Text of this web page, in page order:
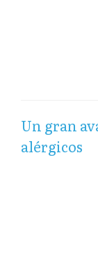
Un gran
alérgicos